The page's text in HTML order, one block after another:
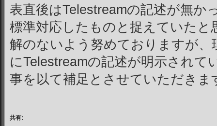
表直後はTelestreamの記述が無か
標準対応したものと捉えていたと
解のないよう努めておりますが
にTelestreamの記述が明示されて
事を以て補足とさせていただきま
共有: